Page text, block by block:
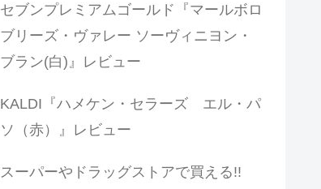
セブンプレミアムゴールド『マールボロ
ブリーズ・ヴァレー ソーヴィニヨン・
ブラン(白)』レビュー
KALDI『ハメケン・セラーズ エル・パ
ソ（赤）』レビュー
スーパーやドラッグストアで買える!!